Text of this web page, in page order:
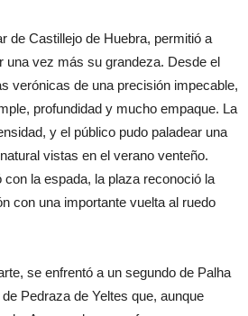
de Castillejo de Huebra, permitió a
una vez más su grandeza. Desde el
verónicas de una precisión impecable,
profundidad y mucho empaque. La
y el público pudo paladear una
vistas en el verano venteño.
la espada, la plaza reconoció la
con una importante vuelta al ruedo
se enfrentó a un segundo de Palha
Pedraza de Yeltes que, aunque